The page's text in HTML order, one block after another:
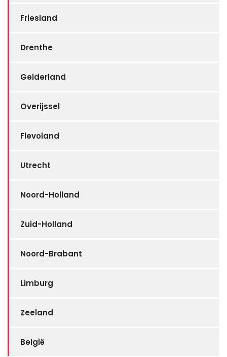
Friesland
Drenthe
Gelderland
Overijssel
Flevoland
Utrecht
Noord-Holland
Zuid-Holland
Noord-Brabant
Limburg
Zeeland
België